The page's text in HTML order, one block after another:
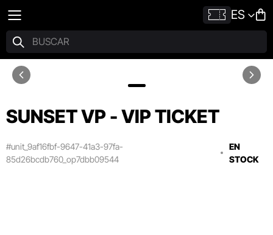
ES
SUNSET VP - VIP TICKET
#unit_9af16fbf-9647-41a3-97fa-
85d26bcdb760_op7dbb09544
EN
STOCK